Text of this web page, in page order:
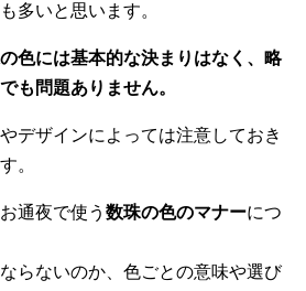
多いと思います。
色には基本的な決まりはなく、略
も問題ありません。
デザインによっては注意しておき
。
通夜で使う 数珠の色のマナーにつ
らないのか、色ごとの意味や選び